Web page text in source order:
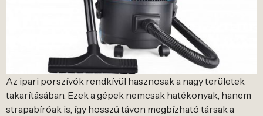
Az ipari porszívók rendkívül hasznosak a nagy területek
takarításában. Ezek a gépek nemcsak hatékonyak, hanem
strapabíróak is, így hosszú távon megbízható társak a